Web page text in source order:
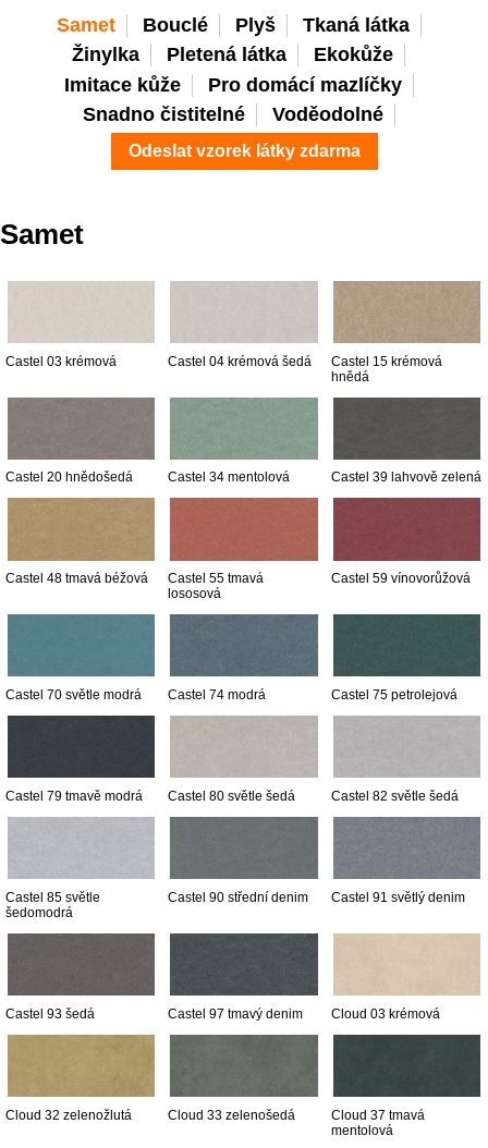
Samet Bouclé Plyš
Tkaná látka
Žinylka
Pletená látka
Ekokůže
Imitace kůže
Pro domácí mazlíčky
Snadno čistitelné
Voděodolné
Odeslat vzorek látky zdarma
Samet
Castel 03 krémová Castel 04 krémová šedá
Castel 15 krémová
hnědá
Castel 20 hnědošedá Castel 34 mentolová Castel 39 lahvově zelená
Castel 48 tmavá béžová
Castel 55 tmavá
lososová
Castel 59 vínovorůžová
Castel 70 světle modrá Castel 74 modrá Castel 75 petrolejová
Castel 79 tmavě modrá Castel 80 světle šedá Castel 82 světle šedá
Castel 85 světle
šedomodrá
Castel 90 střední denim Castel 91 světlý denim
Castel 93 šedá Castel 97 tmavý denim Cloud 03 krémová
Cloud 32 zelenožlutá Cloud 33 zelenošedá
Cloud 37 tmavá
mentolová